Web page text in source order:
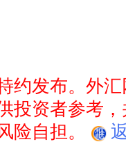
约发布。外
投资者参考
险自担。